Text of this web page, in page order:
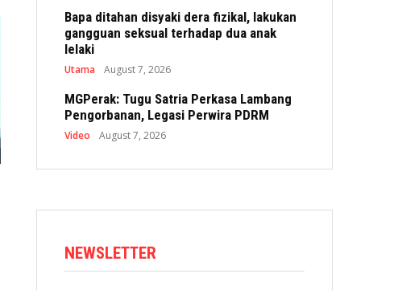
Bapa ditahan disyaki dera fizikal, lakukan
gangguan seksual terhadap dua anak
lelaki
Utama August 7, 2026
MGPerak: Tugu Satria Perkasa Lambang
Pengorbanan, Legasi Perwira PDRM
Video August 7, 2026
NEWSLETTER